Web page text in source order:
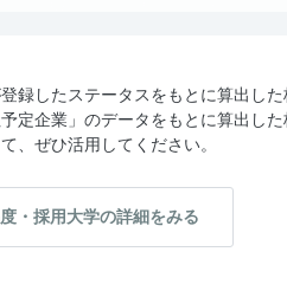
録したステータスをもとに算出し
定企業」のデータをもとに算出し
、ぜひ活用してください。
・採用大学の詳細をみる